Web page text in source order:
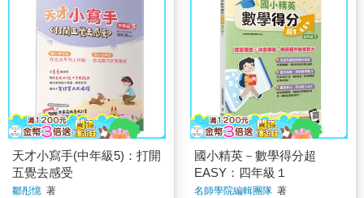
天才小寫手(中年級5)：打開
五覺去感受
鄒彤憶 著
國小精英－數學得分超
EASY：四年級１
名師學院編輯團隊 著